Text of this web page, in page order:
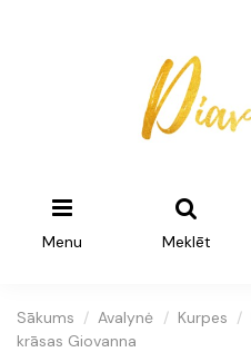
Menu Meklēt
Sākums Avalynė Kurpes
krāsas Giovanna